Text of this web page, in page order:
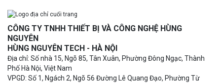
CÔNG TY TNHH THIẾT BỊ VÀ CÔNG NGHỆ HÙNG
NGUYÊN
HÙNG NGUYÊN TECH - HÀ NỘI
Địa chỉ: Số nhà 15, Ngõ 85, Tân Xuân, Phường Đông Ngạc, Thành
Phố Hà Nội, Việt Nam
VPGD: Số 1, Ngách 2, Ngõ 56 Đường Lê Quang Đạo, Phường Từ